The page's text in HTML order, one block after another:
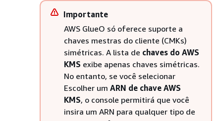
Importante
AWS GlueO só oferece suporte a
chaves mestras do cliente (CMKs)
simétricas. A lista de chaves do AWS
KMS exibe apenas chaves simétricas.
No entanto, se você selecionar
Escolher um ARN de chave AWS
KMS, o console permitirá que você
insira um ARN para qualquer tipo de